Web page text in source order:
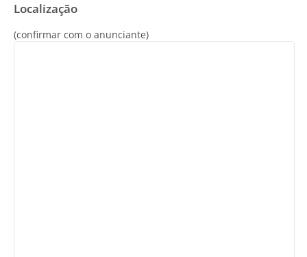
Localização
(confirmar com o anunciante)